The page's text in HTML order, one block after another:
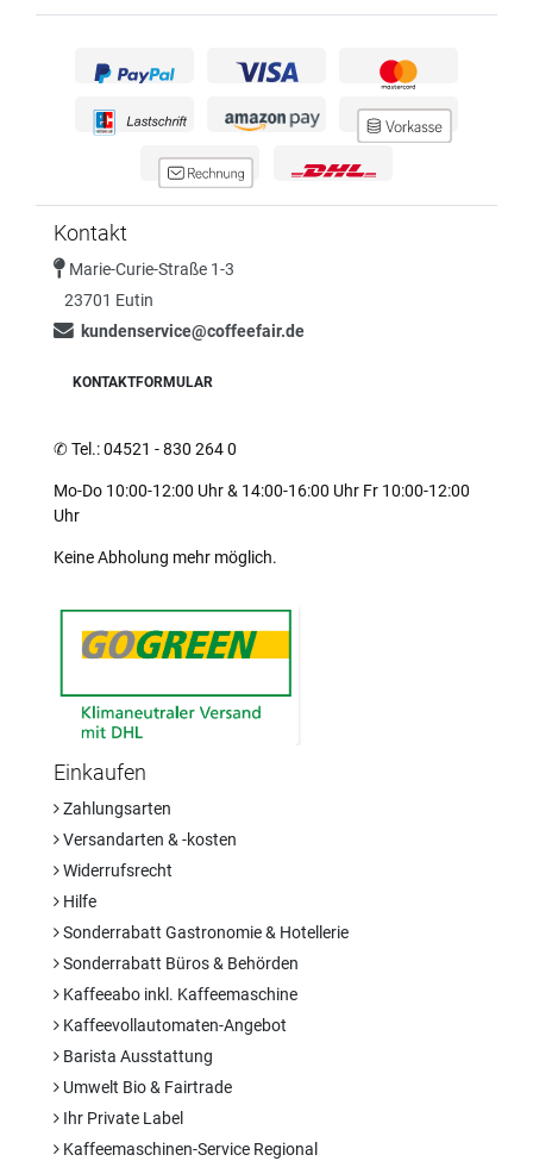
Kontakt
Marie-Curie-Straße 1-3
23701 Eutin
kundenservice@coffeefair.de
KONTAKTFORMULAR
✆Tel.: 04521 - 830 264 0
Mo-Do 10:00-12:00 Uhr & 14:00-16:00 Uhr Fr 10:00-12:00
Uhr
Keine Abholung mehr möglich.
Einkaufen
Zahlungsarten
Versandarten & -kosten
Widerrufsrecht
Hilfe
Sonderrabatt Gastronomie & Hotellerie
Sonderrabatt Büros & Behörden
Kaffeeabo inkl. Kaffeemaschine
Kaffeevollautomaten-Angebot
Barista Ausstattung
Umwelt Bio & Fairtrade
Ihr Private Label
Kaffeemaschinen-Service Regional